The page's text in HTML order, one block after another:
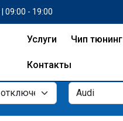
09:00 - 19:00
Услуги Чип тюнинг
Контакты